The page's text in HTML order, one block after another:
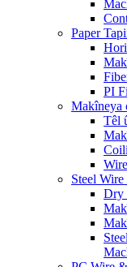
Paper
PI
Makîneya
Têl
Steel
Dry